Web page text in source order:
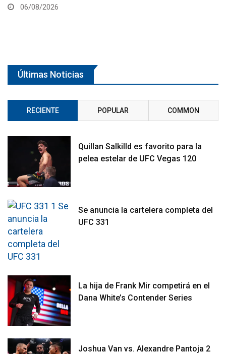
Últimas Noticias
RECIENTE POPULAR COMMON
Quillan Salkilld es favorito para la
pelea estelar de UFC Vegas 120
Se anuncia la cartelera completa del
UFC 331
La hija de Frank Mir competirá en el
Dana White’s Contender Series
Joshua Van vs. Alexandre Pantoja 2